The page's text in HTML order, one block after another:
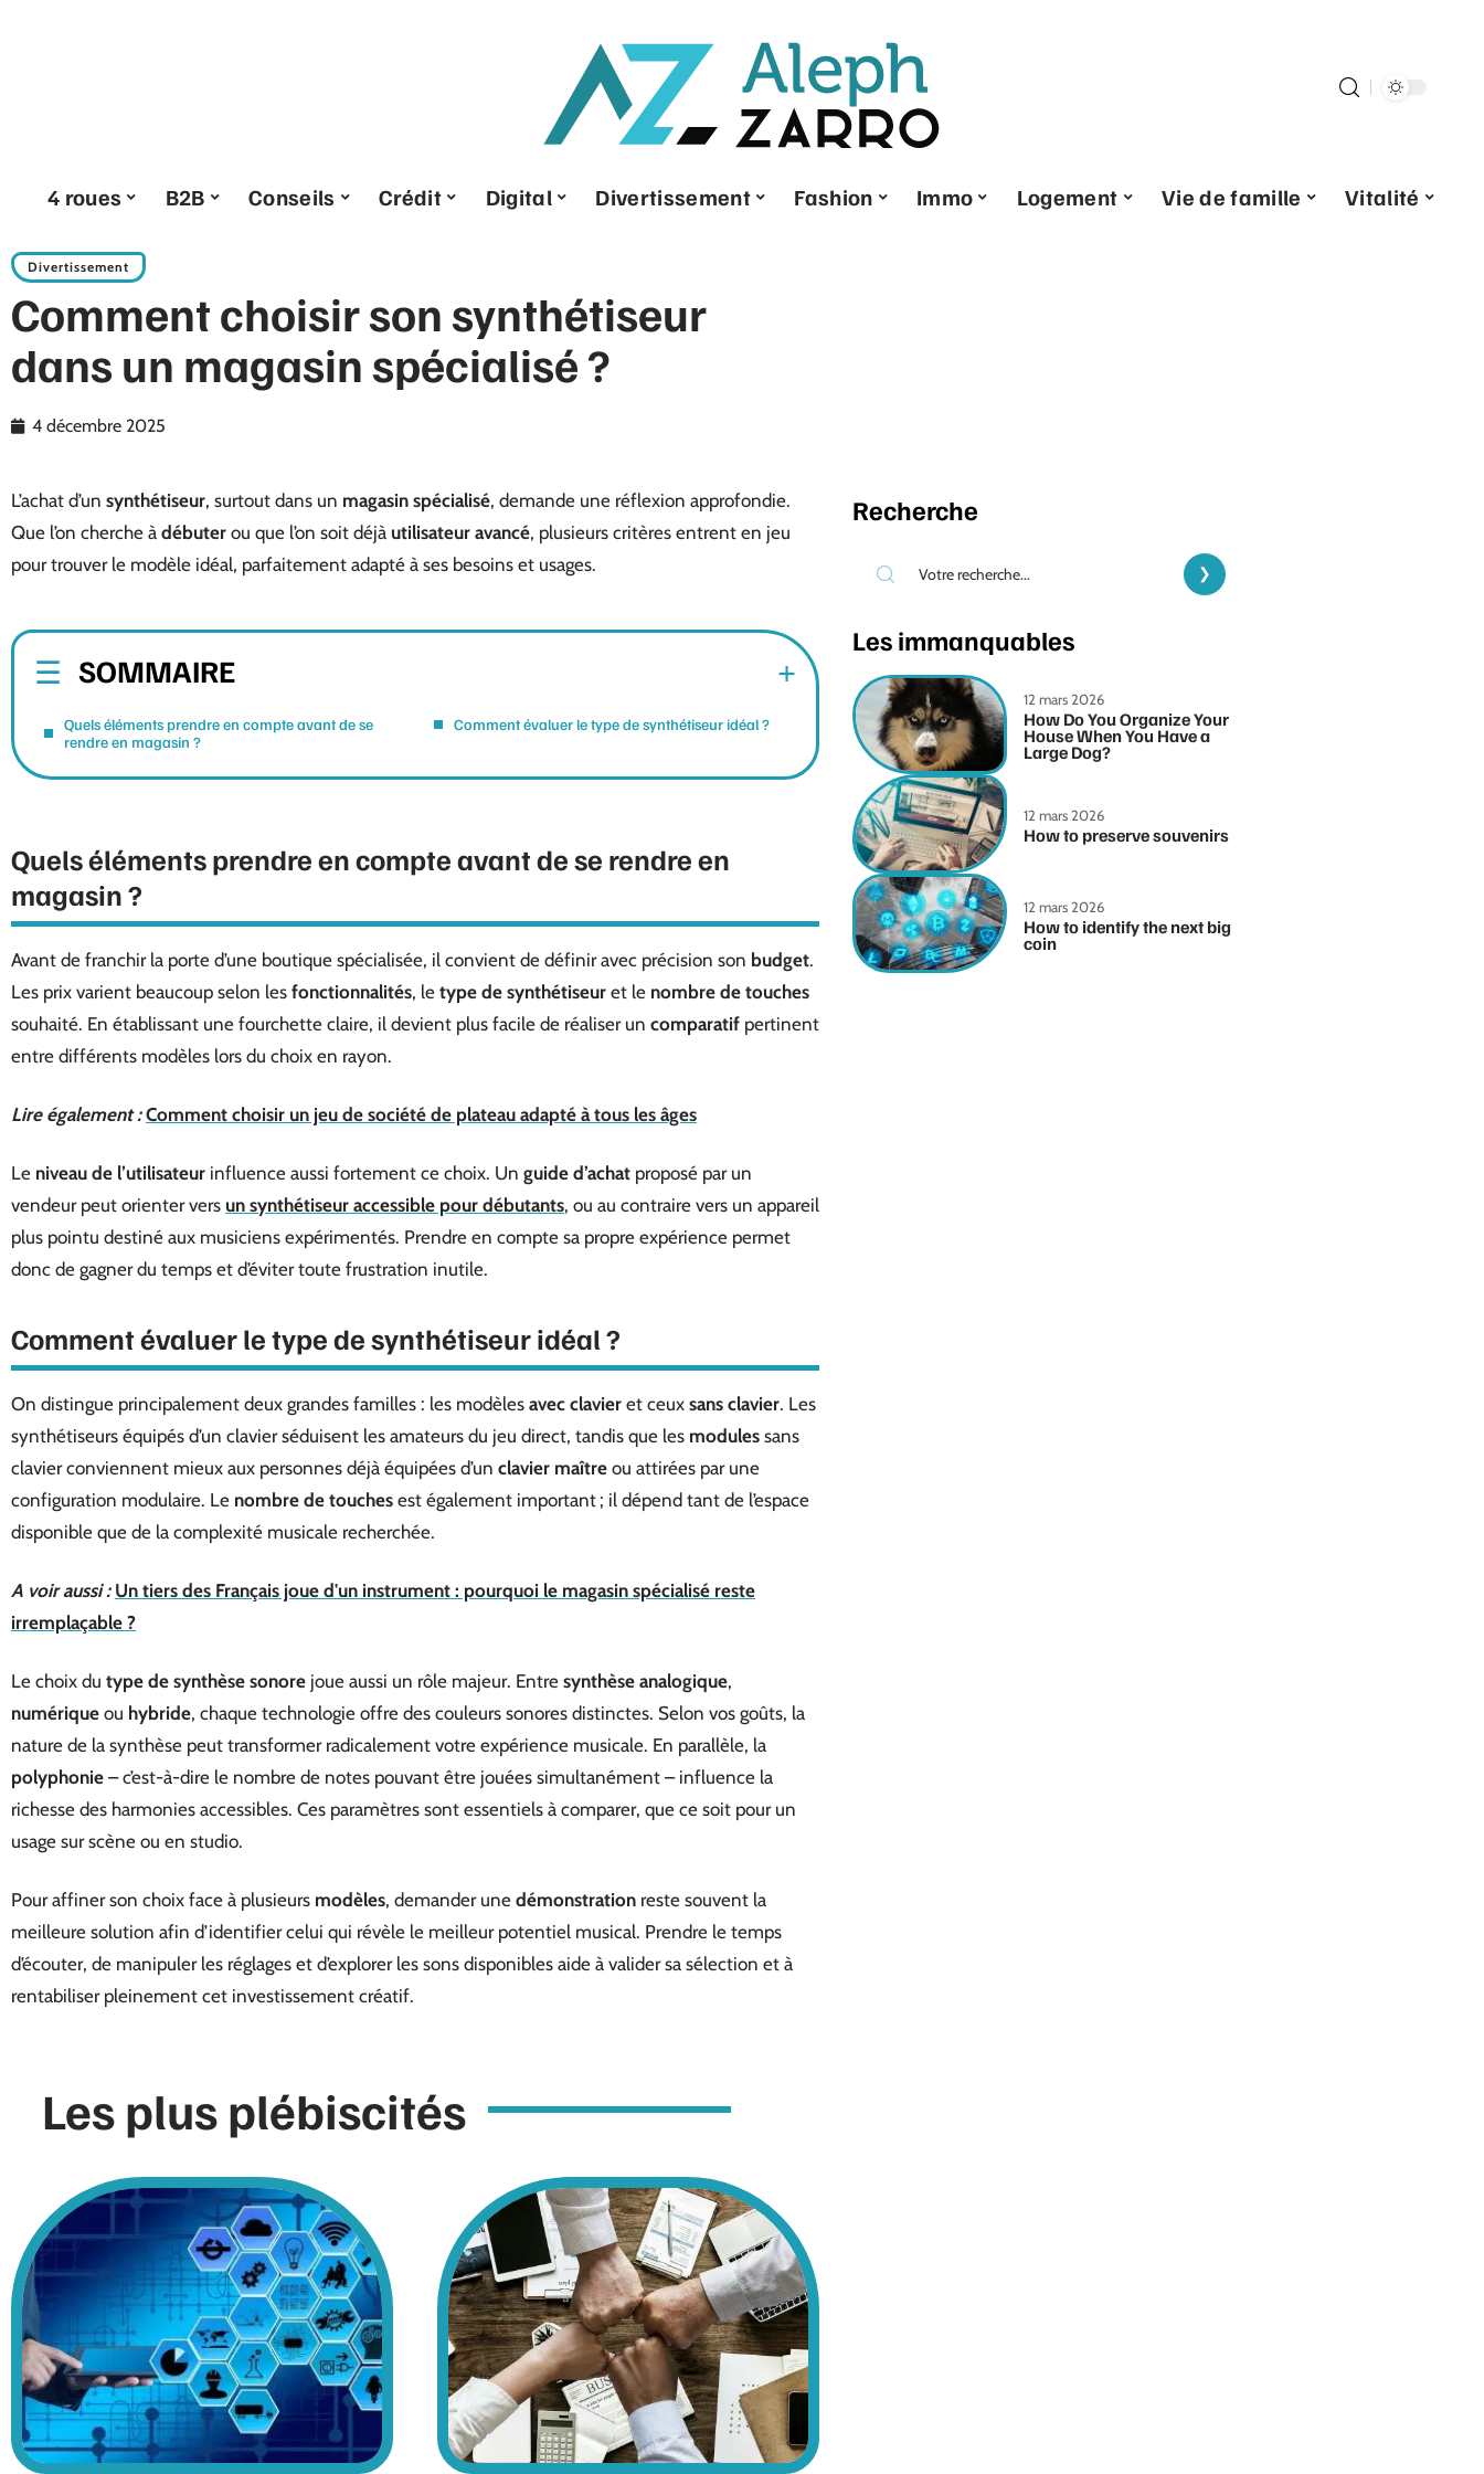
4 roues B2B Conseils Crédit Digital Divertissement Fashion Immo Logement Vie de famille Vitalité
Divertissement
Comment choisir son synthétiseur
dans un magasin spécialisé ?
4 décembre 2025
L’achat d’un synthétiseur, surtout dans un magasin spécialisé, demande une réflexion approfondie.
Que l’on cherche à débuter ou que l’on soit déjà utilisateur avancé, plusieurs critères entrent en jeu
pour trouver le modèle idéal, parfaitement adapté à ses besoins et usages.
SOMMAIRE
Quels éléments prendre en compte avant de se
rendre en magasin ?
Comment évaluer le type de synthétiseur idéal ?
Quels éléments prendre en compte avant de se rendre en
magasin ?
Avant de franchir la porte d’une boutique spécialisée, il convient de définir avec précision son budget.
Les prix varient beaucoup selon les fonctionnalités, le type de synthétiseur et le nombre de touches
souhaité. En établissant une fourchette claire, il devient plus facile de réaliser un comparatif pertinent
entre différents modèles lors du choix en rayon.
Lire également : Comment choisir un jeu de société de plateau adapté à tous les âges
Le niveau de l’utilisateur influence aussi fortement ce choix. Un guide d’achat proposé par un
vendeur peut orienter vers un synthétiseur accessible pour débutants, ou au contraire vers un appareil
plus pointu destiné aux musiciens expérimentés. Prendre en compte sa propre expérience permet
donc de gagner du temps et d’éviter toute frustration inutile.
Comment évaluer le type de synthétiseur idéal ?
On distingue principalement deux grandes familles : les modèles avec clavier et ceux sans clavier. Les
synthétiseurs équipés d’un clavier séduisent les amateurs du jeu direct, tandis que les modules sans
clavier conviennent mieux aux personnes déjà équipées d’un clavier maître ou attirées par une
configuration modulaire. Le nombre de touches est également important ; il dépend tant de l’espace
disponible que de la complexité musicale recherchée.
A voir aussi : Un tiers des Français joue d'un instrument : pourquoi le magasin spécialisé reste
irremplaçable ?
Le choix du type de synthèse sonore joue aussi un rôle majeur. Entre synthèse analogique,
numérique ou hybride, chaque technologie offre des couleurs sonores distinctes. Selon vos goûts, la
nature de la synthèse peut transformer radicalement votre expérience musicale. En parallèle, la
polyphonie – c’est-à-dire le nombre de notes pouvant être jouées simultanément – influence la
richesse des harmonies accessibles. Ces paramètres sont essentiels à comparer, que ce soit pour un
usage sur scène ou en studio.
Pour affiner son choix face à plusieurs modèles, demander une démonstration reste souvent la
meilleure solution afin d’identifier celui qui révèle le meilleur potentiel musical. Prendre le temps
d’écouter, de manipuler les réglages et d’explorer les sons disponibles aide à valider sa sélection et à
rentabiliser pleinement cet investissement créatif.
Les plus plébiscités
Recherche
Les immanquables
12 mars 2026
How Do You Organize Your
House When You Have a
Large Dog?
12 mars 2026
How to preserve souvenirs
12 mars 2026
How to identify the next big
coin